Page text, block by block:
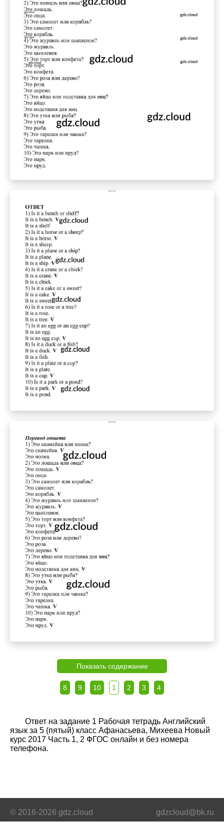
Показать содержание
8 9 10 1 2 3 4
Ответ на задание 1 Рабочая тетрадь Английский
язык за 5 (пятый) класс Афанасьева, Михеева Новый
курс 2017 Часть 1, 2 ФГОС онлайн и без номера
телефона.
© 2016-2026 gdz.cloud gdzcloud@bk.ru